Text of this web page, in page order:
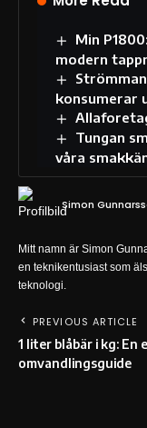
Min
modern
konsumerar
Tungan
våra
Simon
Mitt namn är Simon
en teknikentusiast som
teknologi.
PREVIOUS ARTICLE
1 liter blåbär i kg: En
omvandlingsguide